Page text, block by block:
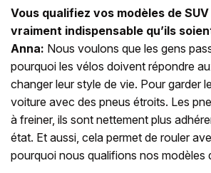
Vous qualifiez vos modèles de
vraiment indispensable qu’ils
Anna: Nous voulons que les gens
pourquoi les vélos doivent répondre
changer leur style de vie. Pour garder
voiture avec des pneus étroits. Les
à freiner, ils sont nettement plus
état. Et aussi, cela permet de rouler
pourquoi nous qualifions nos modèles